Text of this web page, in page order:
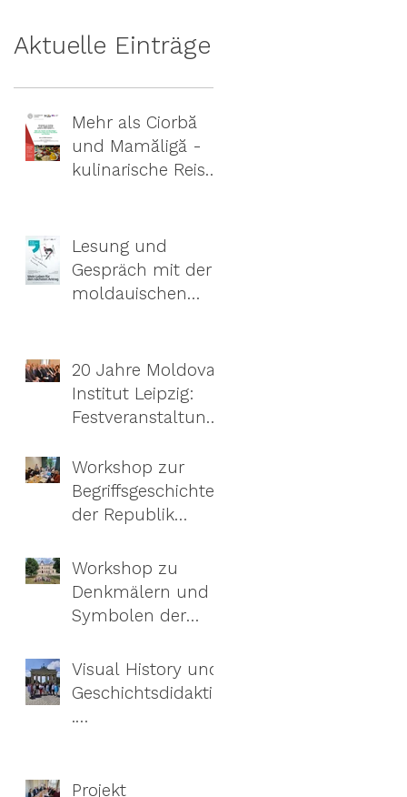
Aktuelle Einträge
Mehr als Ciorbă
und Mamăligă -
kulinarische Reise
Lesung und
Gespräch mit der
moldauischen
20 Jahre Moldova-
Institut Leipzig:
Festveranstaltung
richtet den Blick in
die Zukunft
Workshop zur
Begriffsgeschichte
der Republik
Workshop zu
Denkmälern und
Symbolen der
ennen,
umgestalten oder
Visual History und
Geschichtsdidaktik
.
der Republik
Projekt